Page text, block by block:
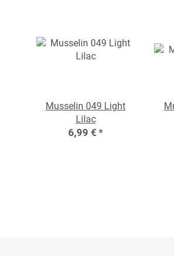
Musselin 049 Light
Lilac
6,99 € *